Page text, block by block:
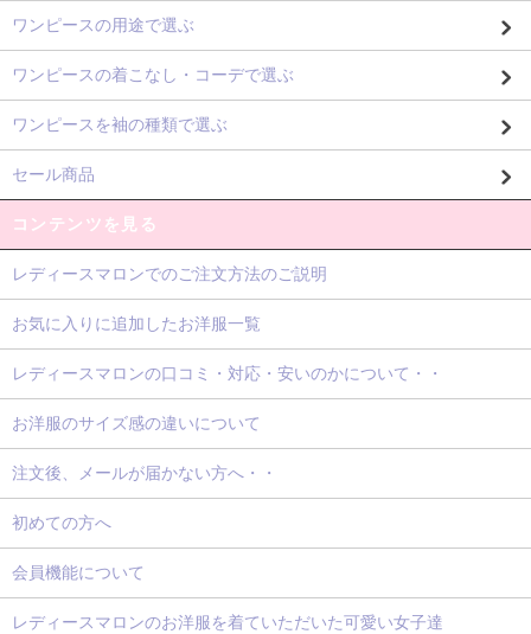
ワンピースの用途で選ぶ
ワンピースの着こなし・コーデで選ぶ
ワンピースを袖の種類で選ぶ
セール商品
コンテンツを見る
レディースマロンでのご注文方法のご説明
お気に入りに追加したお洋服一覧
レディースマロンの口コミ・対応・安いのかについて・・
お洋服のサイズ感の違いについて
注文後、メールが届かない方へ・・
初めての方へ
会員機能について
レディースマロンのお洋服を着ていただいた可愛い女子達